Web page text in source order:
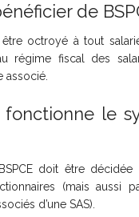
de
être octroyé à tout
régime fiscal des
associé.
fonctionne le
BSPCE doit être décidée
(mais aussi
d’une SAS).